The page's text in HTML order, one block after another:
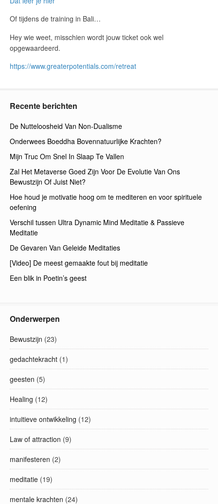
Of tijdens de training in Bali…
Hey wie weet, misschien wordt jouw ticket ook wel
opgewaardeerd.
https://www.greaterpotentials.com/retreat
Recente berichten
De Nutteloosheid Van Non-Dualisme
Onderwees Boeddha Bovennatuurlijke Krachten?
Mijn Truc Om Snel In Slaap Te Vallen
Zal Het Metaverse Goed Zijn Voor De Evolutie Van Ons
Bewustzijn Of Juist Niet?
Hoe houd je motivatie hoog om te mediteren en voor spirituele
oefening
Verschil tussen Ultra Dynamic Mind Meditatie & Passieve
Meditatie
De Gevaren Van Geleide Meditaties
[Video] De meest gemaakte fout bij meditatie
Een blik in Poetin’s geest
Onderwerpen
Bewustzijn (23)
gedachtekracht (1)
geesten (5)
Healing (12)
intuitieve ontwikkeling (12)
Law of attraction (9)
manifesteren (2)
meditatie (19)
mentale krachten (24)